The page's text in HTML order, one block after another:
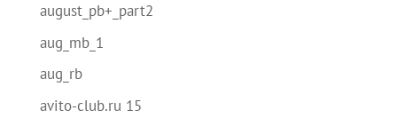
august_pb+_part2
aug_mb_1
aug_rb
avito-club.ru 15